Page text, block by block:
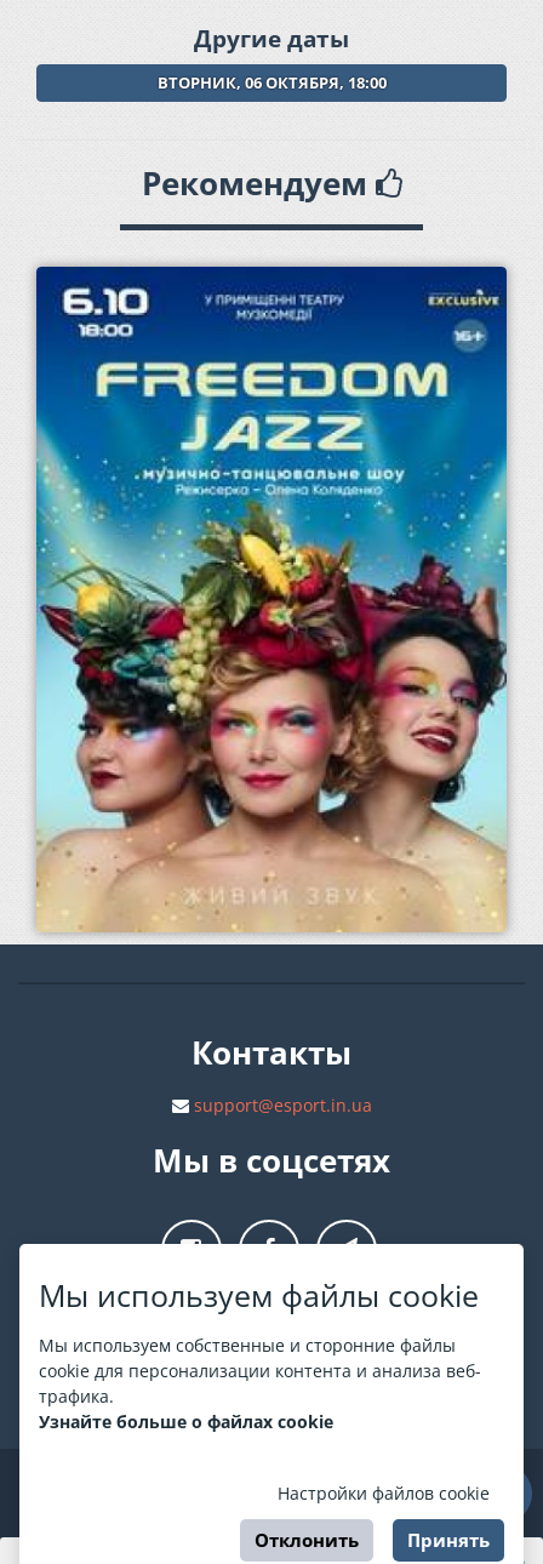
Мы используем файлы cookie
Мы используем собственные и сторонние файлы
cookie для персонализации контента и анализа веб-
трафика.
Узнайте больше о файлах cookie
Настройки файлов cookie
Отклонить Принять
Другие даты
ВТОРНИК, 06 ОКТЯБРЯ, 18:00
Рекомендуем
Контакты
support@esport.in.ua
Мы в соцсетях
О ESPORT
На ESPORT.in.ua представлена афиша Киева и других
городов Украины. Все билеты продаются официально. Мы
работаем непосредственно с кассами.